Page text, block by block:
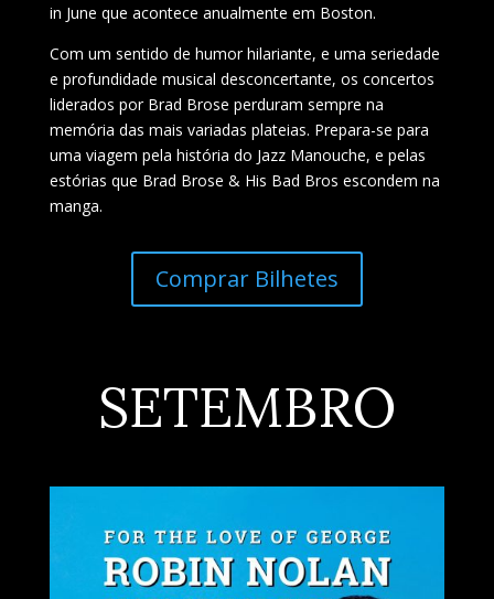
in June que acontece anualmente em Boston.
Com um sentido de humor hilariante, e uma seriedade
e profundidade musical desconcertante, os concertos
liderados por Brad Brose perduram sempre na
memória das mais variadas plateias. Prepara-se para
uma viagem pela história do Jazz Manouche, e pelas
estórias que Brad Brose & His Bad Bros escondem na
manga.
Comprar Bilhetes
SETEMBRO